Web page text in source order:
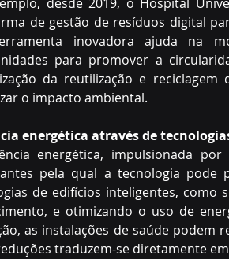
de gestão de resíduos digital
inovadora ajuda na
para promover a
da reutilização e
o impacto ambiental.
energética através de
energética, impulsionada
pela qual a tecnologia pode
de edifícios inteligentes, como
e otimizando o uso de
as instalações de saúde podem
traduzem-se diretamente